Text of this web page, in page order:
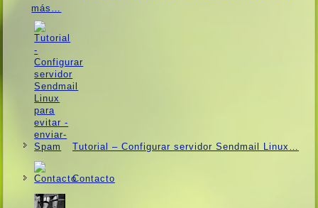
más…
Tutorial – Configurar servidor Sendmail Linux…
Contacto